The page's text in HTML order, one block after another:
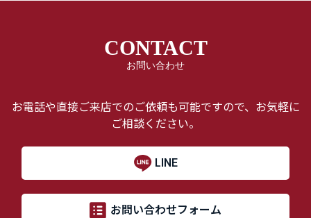
CONTACT
お問い合わせ
お電話や直接ご来店でのご依頼も可能ですので、お気軽に
ご相談ください。
LINE
お問い合わせフォーム